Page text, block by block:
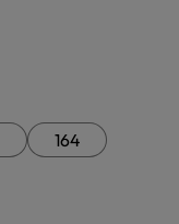
164